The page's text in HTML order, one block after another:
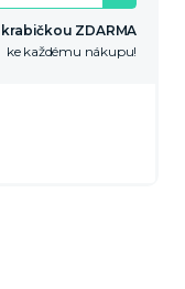
krabičkou ZDARMA
ke každému nákupu!